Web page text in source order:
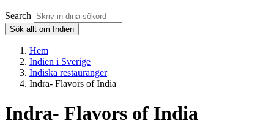
Search
Sök allt om Indien
Hem
Indien i Sverige
Indiska restauranger
Indra- Flavors of India
Indra- Flavors of India